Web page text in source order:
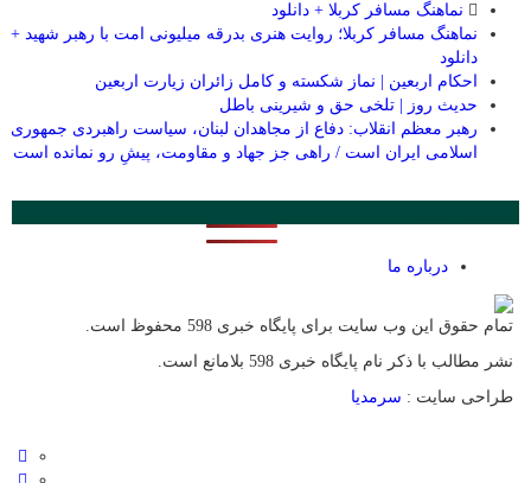
نماهنگ مسافر کربلا + دانلود
نماهنگ مسافر کربلا؛ روایت هنری بدرقه میلیونی امت با رهبر شهید +
دانلود
احکام اربعین | نماز شکسته و کامل زائران زیارت اربعین
حدیث روز | تلخی حق و شیرینی باطل
رهبر معظم انقلاب: دفاع از مجاهدان لبنان، سیاست راهبردی جمهوری
اسلامی ایران است / راهی جز جهاد و مقاومت، پیشِ ‌رو نمانده است
درباره ما
تمام حقوق این وب سایت برای پایگاه خبری 598 محفوظ است.
نشر مطالب با ذکر نام پایگاه خبری 598 بلامانع است.
طراحی سایت : سرمدیا